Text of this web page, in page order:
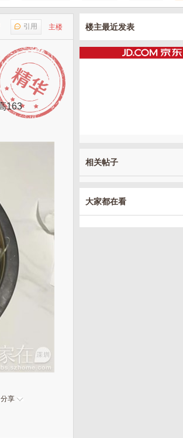
主楼
引用
163
分享
楼主最近发表
相关帖子
大家都在看